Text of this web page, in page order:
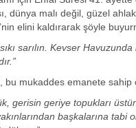
dünya malı değil, güzel
elini kaldırarak şöyle
sarılın. Kevser
mukaddes emanete sahip
gerisin geriye topukları
başkalarına